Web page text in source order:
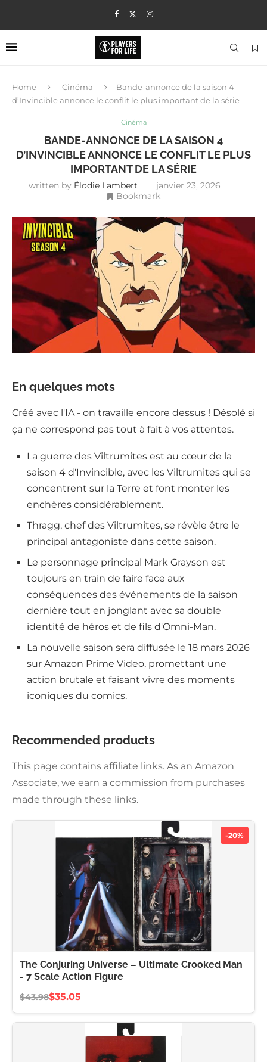
Home Cinéma
Bande-annonce de la saison 4
d’Invincible annonce le conflit le plus important de la série
Cinéma
BANDE-ANNONCE DE LA SAISON 4
D’INVINCIBLE ANNONCE LE CONFLIT LE PLUS
IMPORTANT DE LA SÉRIE
written by Élodie Lambert
janvier 23, 2026
Bookmark
En quelques mots
Créé avec l'IA - on travaille encore dessus ! Désolé si
ça ne correspond pas tout à fait à vos attentes.
La guerre des Viltrumites est au cœur de la
saison 4 d'Invincible, avec les Viltrumites qui se
concentrent sur la Terre et font monter les
enchères considérablement.
Thragg, chef des Viltrumites, se révèle être le
principal antagoniste dans cette saison.
Le personnage principal Mark Grayson est
toujours en train de faire face aux
conséquences des événements de la saison
dernière tout en jonglant avec sa double
identité de héros et de fils d'Omni-Man.
La nouvelle saison sera diffusée le 18 mars 2026
sur Amazon Prime Video, promettant une
action brutale et faisant vivre des moments
iconiques du comics.
Recommended products
This page contains affiliate links. As an Amazon
Associate, we earn a commission from purchases
made through these links.
-20%
The Conjuring Universe – Ultimate Crooked Man
- 7 Scale Action Figure
$43.98$35.05